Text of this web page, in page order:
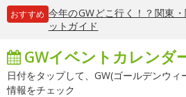
おすすめ 今年のGWどこ行く！？関東
ットガイド
GWイベントカレンダ
日付をタップして、GW(ゴールデンウィ
情報をチェック